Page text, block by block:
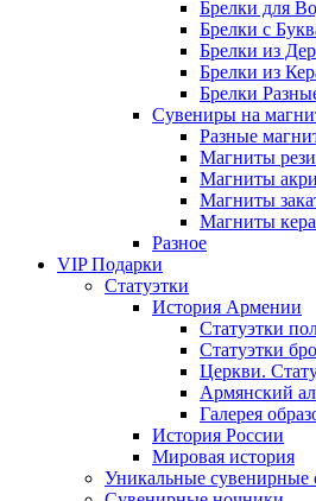
Брелки для
Брелки с
Брелки из
Брелки из
Брелки
Сувениры на
Разные
Магниты
Магниты
Магниты
Магниты
Разное
VIP Подарки
Статуэтки
История Армении
Статуэтки
Статуэтки
Церкви.
Армянский
Галерея
История России
Мировая история
Уникальные сувенирные